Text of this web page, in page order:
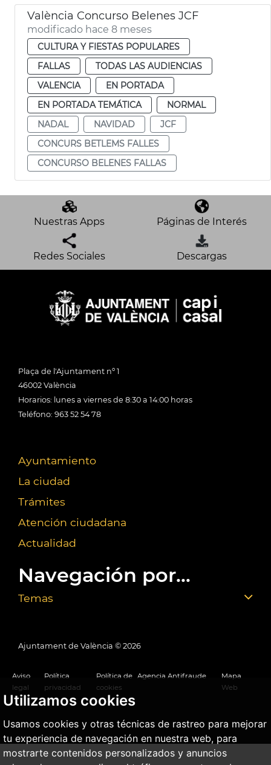
Utilizamos cookies
Usamos cookies y otras técnicas de rastreo para mejorar
tu experiencia de navegación en nuestra web, para
mostrarte contenidos personalizados y anuncios
València Concurso Belenes JCF
modificado hace 8 meses
CULTURA Y FIESTAS POPULARES
FALLAS
TODAS LAS AUDIENCIAS
VALENCIA
EN PORTADA
EN PORTADA TEMÁTICA
NORMAL
NADAL
NAVIDAD
JCF
CONCURS BETLEMS FALLES
CONCURSO BELENES FALLAS
Nuestras Apps Páginas de Interés
Redes Sociales Descargas
Plaça de l'Ajuntament nº 1
46002 València
Horarios: lunes a viernes de 8:30 a 14:00 horas
Teléfono: 963 52 54 78
Ayuntamiento
La ciudad
Trámites
Atención ciudadana
Actualidad
Navegación por...
Temas
Ajuntament de València © 2026
Aviso
legal
Política
privacidad
Política de
cookies
Agencia Antifraude
Mapa
Web